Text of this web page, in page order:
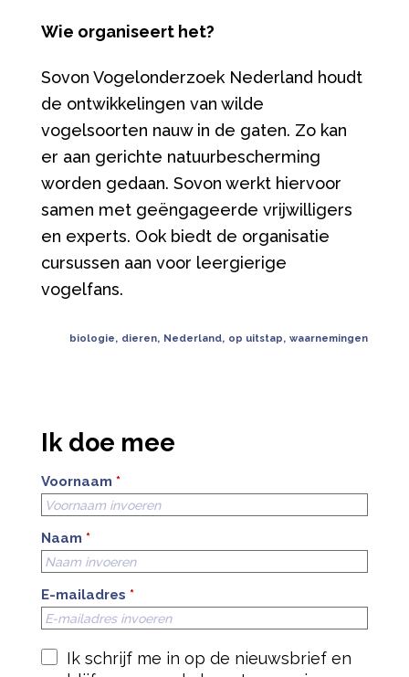
Wie organiseert het?
Sovon Vogelonderzoek Nederland houdt
de ontwikkelingen van wilde
vogelsoorten nauw in de gaten. Zo kan
er aan gerichte natuurbescherming
worden gedaan. Sovon werkt hiervoor
samen met geëngageerde vrijwilligers
en experts. Ook biedt de organisatie
cursussen aan voor leergierige
vogelfans.
biologie, dieren, Nederland, op uitstap, waarnemingen
Ik doe mee
Voornaam *
Naam *
E-mailadres *
Ik schrijf me in op de nieuwsbrief en